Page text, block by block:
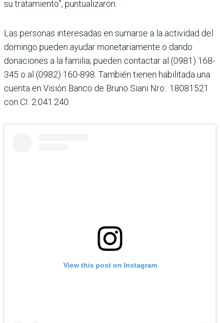
su tratamiento”, puntualizaron.
Las personas interesadas en sumarse a la actividad del
domingo pueden ayudar monetariamente o dando
donaciones a la familia; pueden contactar al (0981) 168-
345 o al (0982) 160-898. También tienen habilitada una
cuenta en Visión Banco de Bruno Siani Nro.: 18081521
con CI: 2.041.240.
View this post on Instagram